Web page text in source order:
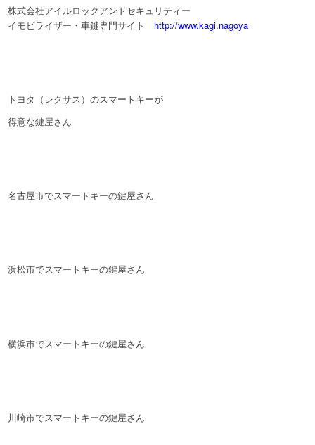
株式会社アイルロックアンドセキュリティー
イモビライザー・車鍵専門サイト http://www.kagi.nagoya
トヨタ（レクサス）のスマートキーが
得意な鍵屋さん
名古屋市でスマートキーの鍵屋さん
浜松市でスマートキーの鍵屋さん
横浜市でスマートキーの鍵屋さん
川崎市でスマートキーの鍵屋さん